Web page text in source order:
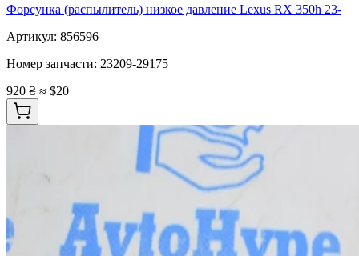
Форсунка (распылитель) низкое давление Lexus RX 350h 23-
Артикул: 856596
Номер запчасти: 23209-29175
920 ₴ ≈ $20